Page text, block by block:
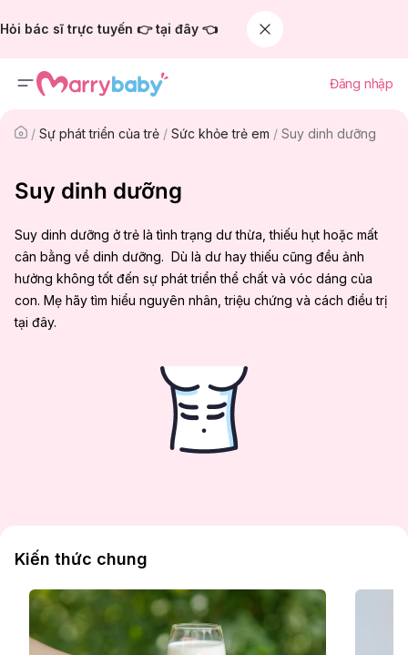
Hỏi bác sĩ trực tuyến 👉 tại đây 👈
Đăng nhập
/ Sự phát triển của trẻ / Sức khỏe trẻ em / Suy dinh dưỡng
Suy dinh dưỡng
Suy dinh dưỡng ở trẻ là tình trạng dư thừa, thiếu hụt hoặc mất
cân bằng về dinh dưỡng. Dù là dư hay thiếu cũng đều ảnh
hưởng không tốt đến sự phát triển thể chất và vóc dáng của
con. Mẹ hãy tìm hiểu nguyên nhân, triệu chứng và cách điều trị
tại đây.
Kiến thức chung